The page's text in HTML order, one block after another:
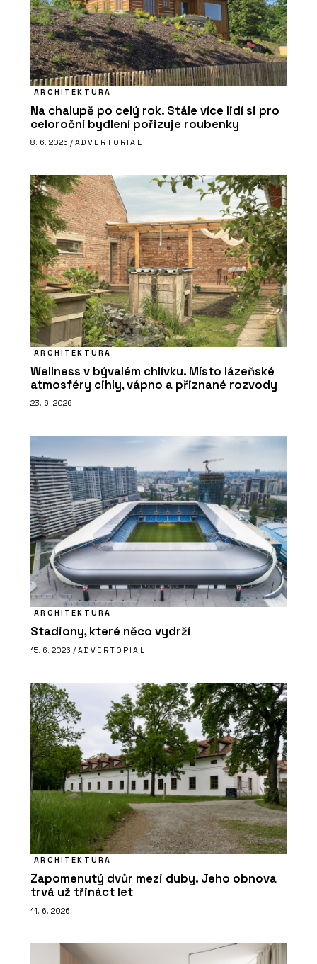
ARCHITEKTURA
Na chalupě po celý rok. Stále více lidí si pro
celoroční bydlení pořizuje roubenky
8. 6. 2026 / ADVERTORIAL
ARCHITEKTURA
Wellness v bývalém chlívku. Místo lázeňské
atmosféry cihly, vápno a přiznané rozvody
23. 6. 2026
ARCHITEKTURA
Stadiony, které něco vydrží
15. 6. 2026 / ADVERTORIAL
ARCHITEKTURA
Zapomenutý dvůr mezi duby. Jeho obnova
trvá už třináct let
11. 6. 2026